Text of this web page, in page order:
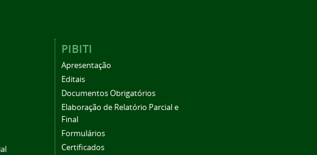
PIBITI
Apresentação
Editais
Documentos Obrigatórios
Elaboração de Relatório Parcial e
Final
Formulários
Certificados